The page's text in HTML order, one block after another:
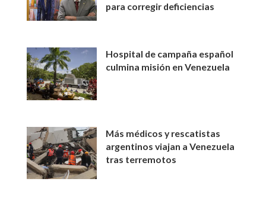
para corregir deficiencias
Hospital de campaña español
culmina misión en Venezuela
Más médicos y rescatistas
argentinos viajan a Venezuela
tras terremotos